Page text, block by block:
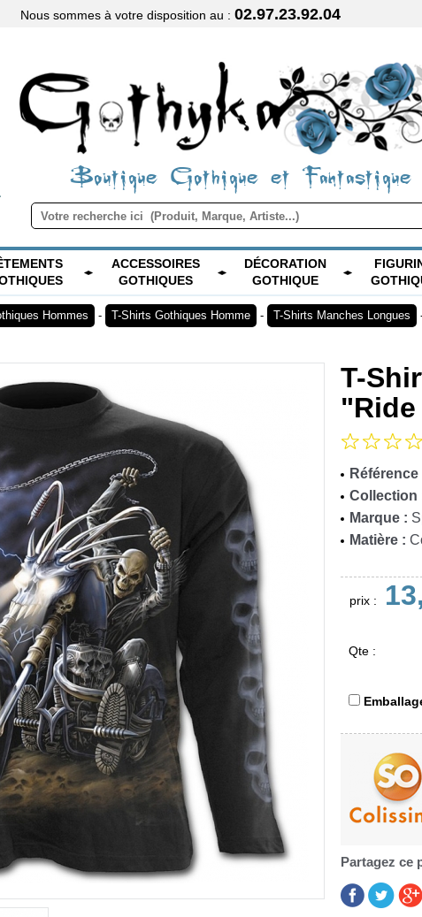
Nous sommes à votre disposition au :02.97.23.92.04
Boutique Gothique et Fantastique
ACCESSOIRES
GOTHIQUES
DÉCORATION
GOTHIQUE
Hommes - T-Shirts Gothiques Homme - T-Shirts Manches Longues
T-
Référence
Collection
Marque :
Matière :
prix :
Qte :
Partagez ce